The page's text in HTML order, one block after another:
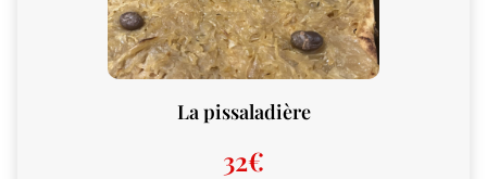
La pissaladière
32€